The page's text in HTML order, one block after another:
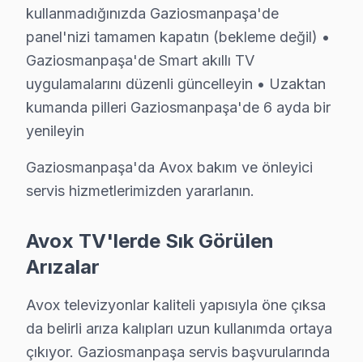
Gaziosmanpaşa'de Avox Hizmete Nasıl
Gaziosmanpaşa sakinleri için Avox televizyon servisi
Telefon: 0850 811 14 36
• Gaziosmanpaşa'de WhatsApp üzerinden de destek
• Gaziosmanpaşa genelinde aynı gün Avox
Gaziosmanpaşa Yerinde Servis Detayları:
GOP Meydanı, Bağlarbaşı, Karadeniz Mahallesi
Gaziosmanpaşa Avox Televizyon Servisi İçin
Gaziosmanpaşa'de Avox marka televizyonunuz
Gaziosmanpaşa Sektör Deneyimi: Gaziosmanpaşa
Gaziosmanpaşa'de Profesyonel Garanti:
kullanmadığınızda Gaziosmanpaşa'de
panel'nizi tamamen kapatın (bekleme değil) •
Gaziosmanpaşa'de Smart akıllı TV
uygulamalarını düzenli güncelleyin • Uzaktan
kumanda pilleri Gaziosmanpaşa'de 6 ayda bir
yenileyin
Gaziosmanpaşa'da Avox bakım ve önleyici
servis hizmetlerimizden yararlanın.
Avox TV'lerde Sık Görülen
Arızalar
Avox televizyonlar kaliteli yapısıyla öne çıksa
da belirli arıza kalıpları uzun kullanımda ortaya
çıkıyor. Gaziosmanpaşa servis başvurularında